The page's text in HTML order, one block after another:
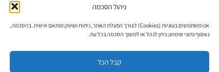
ניהול הסכמה
אנו משתמשים בעוגיות (Cookies) לצורך הפעלת האתר, ניתוח ושיווק מותאם אישית. בהסכמה,
נאסוף נתוני שימוש; ניתן לנהל או למשוך הסכמה בכל עת.
קבל הכל
אבן גבירול 14, רחביה, ירושלים